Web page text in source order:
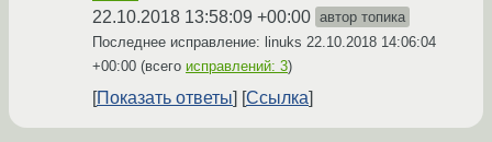
22.10.2018 13:58:09 +00:00 автор топика
Последнее исправление: linuks 22.10.2018 14:06:04
+00:00 (всего исправлений: 3)
Показать ответы Ссылка